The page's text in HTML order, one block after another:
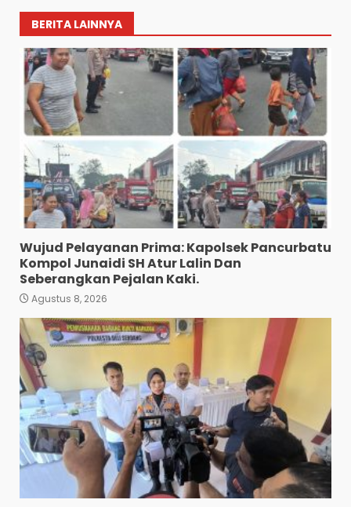
BERITA LAINNYA
Wujud Pelayanan Prima: Kapolsek Pancurbatu
Kompol Junaidi SH Atur Lalin Dan
Seberangkan Pejalan Kaki.
Agustus 8, 2026
3
Polres Tapanuli Selatan
Ungkap Kasus Pembunuhan
Disertai Kekerasan Seksual
terhadap Anak, Pelaku
Ditangkap
Agustus 7, 2026
Pewarta Polrestabes Medan
Gelar Jumat Barokah,
Pererat Silaturahmi,
Kokohkan Sinergi Media dan
Kepolisian